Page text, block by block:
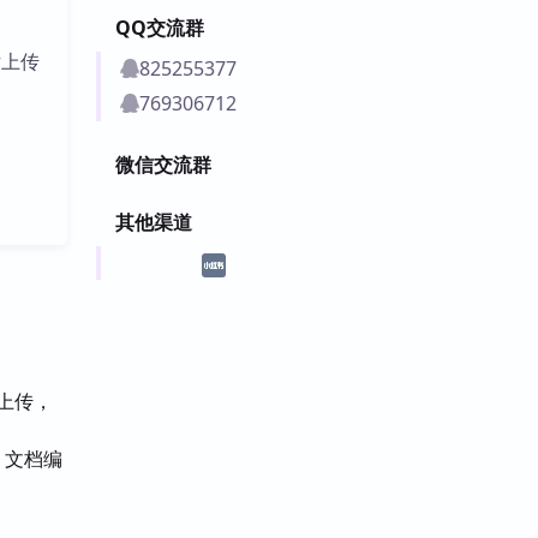
QQ交流群
825255377
769306712
微信交流群
其他渠道
传
传，
档编